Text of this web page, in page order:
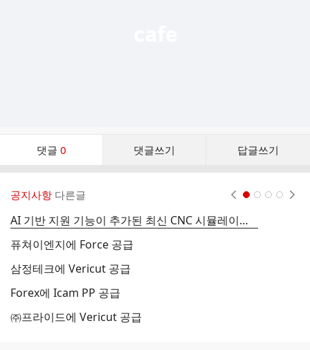
댓글 0 댓글쓰기 답글쓰기
댓
공지사항 다른글
AI 기반 지원 기능이 추가된 최신 CNC 시뮬레이션 소프트웨어 Vericut 9.6
퓨쳐이엔지에 Force 공급
삼정테크에 Vericut 공급
Forex에 Icam PP 공급
㈜프라이드에 Vericut 공급